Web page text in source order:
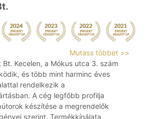
Mutass többet >>
Bt. Kecelen, a Mókus utca 3. szám
és több mint harminc éves
rendelkezik a
A cég legfőbb profilja
készítése a megrendelők
szerint. Termékkínálata